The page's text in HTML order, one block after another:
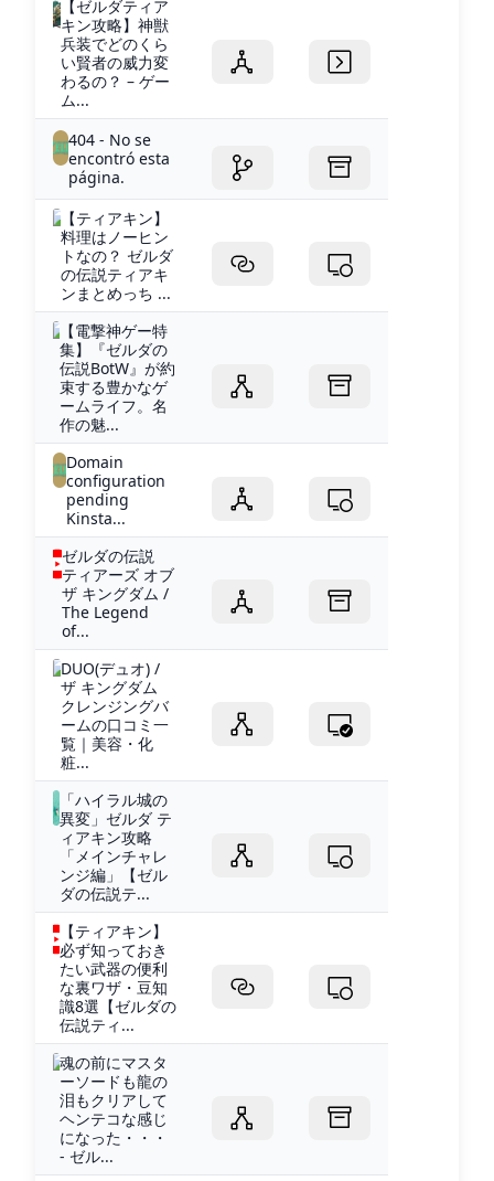
【ゼルダティア
キン攻略】神獣
兵装でどのくら
い賢者の威力変
わるの？ – ゲー
ム...
404 - No se
encontró esta
página.
【ティアキン】
料理はノーヒン
トなの？ ゼルダ
の伝説ティアキ
ンまとめっち ...
【電撃神ゲー特
集】『ゼルダの
伝説BotW』が約
束する豊かなゲ
ームライフ。名
作の魅...
Domain
configuration
pending
Kinsta...
ゼルダの伝説
ティアーズ オブ
ザ キングダム /
The Legend
of...
DUO(デュオ) /
ザ キングダム
クレンジングバ
ームの口コミ一
覧｜美容・化
粧...
「ハイラル城の
異変」ゼルダ テ
ィアキン攻略
「メインチャレ
ンジ編」【ゼル
ダの伝説テ...
【ティアキン】
必ず知っておき
たい武器の便利
な裏ワザ・豆知
識8選【ゼルダの
伝説ティ...
魂の前にマスタ
ーソードも龍の
泪もクリアして
ヘンテコな感じ
になった・・・
- ゼル...